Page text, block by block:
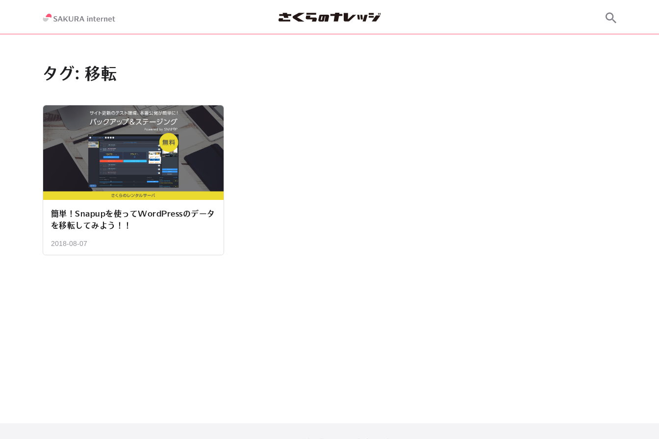
タグ: 移転
簡単！Snapupを使ってWordPressのデータ
を移転してみよう！！
2018-08-07